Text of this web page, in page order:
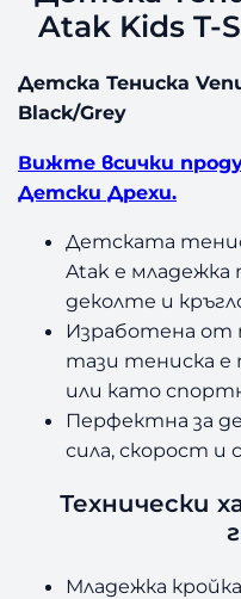
Atak Kids T-
Детска Тениска
Black/Grey
Вижте всички
Детски Дрехи.
Детската
Atak е младежка
деколте и
Изработена от
тази тениска е
или като
Перфектна за
сила, скорост и
Технически
Младежка кройка